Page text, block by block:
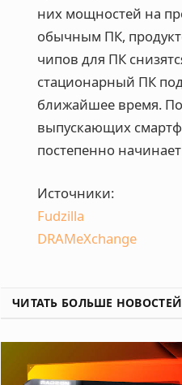
них мощностей на
обычным ПК,
чипов для ПК
стационарный ПК
ближайшее время.
выпускающих
постепенно
Источники:
Fudzilla
DRAMeXchange
ЧИТАТЬ БОЛЬШЕ НОВОСТЕЙ